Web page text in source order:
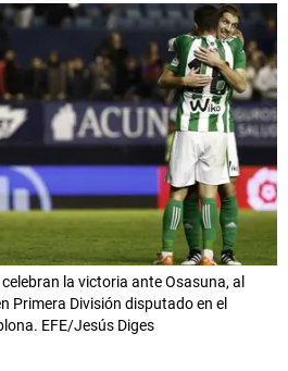
la victoria ante Osasuna, al
Primera División disputado en el
EFE/Jesús Diges